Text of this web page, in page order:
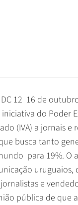
12  16 de
do Poder
(IVA) a jornais
busca tanto
 para 19%.
e
pública de